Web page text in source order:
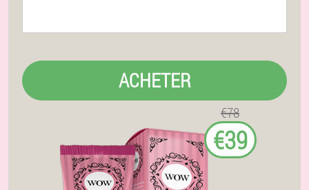
ACHETER
€78
€39